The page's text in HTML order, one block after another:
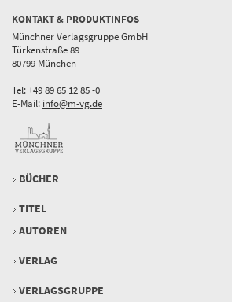
KONTAKT & PRODUKTINFOS
Münchner Verlagsgruppe GmbH
Türkenstraße 89
80799 München
Tel: +49 89 65 12 85 -0
E-Mail: info@m-vg.de
BÜCHER
TITEL
AUTOREN
VERLAG
VERLAGSGRUPPE